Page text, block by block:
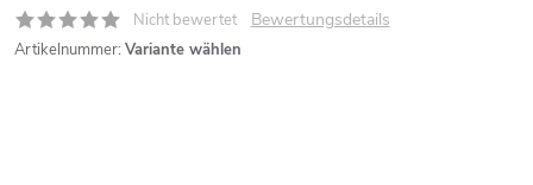
Nicht bewertet Bewertungsdetails
Artikelnummer: Variante wählen